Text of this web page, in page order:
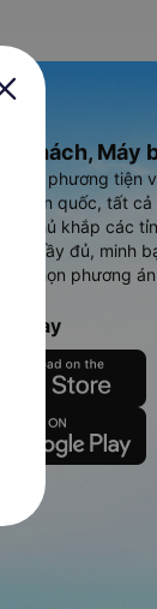
khách, Máy
đa phương tiện
toàn quốc, tất
phủ khắp các
tin đầy đủ, minh
chọn phương
ngay